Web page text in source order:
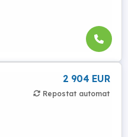
2 904 EUR
Repostat automat